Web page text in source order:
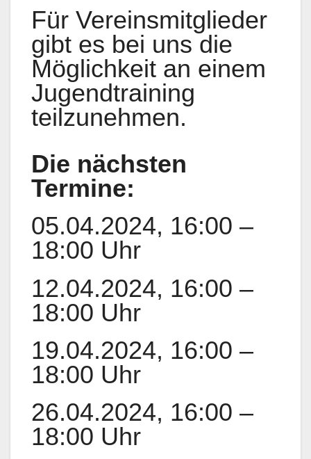
Für Vereinsmitglieder
gibt es bei uns die
Möglichkeit an einem
Jugendtraining
teilzunehmen.
Die nächsten
Termine:
05.04.2024, 16:00 –
18:00 Uhr
12.04.2024, 16:00 –
18:00 Uhr
19.04.2024, 16:00 –
18:00 Uhr
26.04.2024, 16:00 –
18:00 Uhr